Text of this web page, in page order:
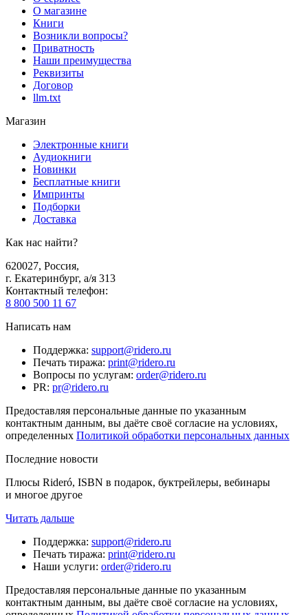
О магазине
Книги
Возникли вопросы?
Приватность
Наши преимущества
Реквизиты
Договор
llm.txt
Магазин
Электронные книги
Аудиокниги
Новинки
Бесплатные книги
Импринты
Подборки
Доставка
Как нас найти?
620027, Россия,
г. Екатеринбург, а/я 313
Контактный телефон:
8 800 500 11 67
Написать нам
Поддержка: support@ridero.ru
Печать тиража: print@ridero.ru
Вопросы по услугам: order@ridero.ru
PR: pr@ridero.ru
Предоставляя персональные данные по указанным
контактным данным, вы даёте своё согласие на условиях,
определенных Политикой обработки персональных данных
Последние новости
Плюсы Rideró, ISBN в подарок, буктрейлеры, вебинары
и многое другое
Читать дальше
Поддержка: support@ridero.ru
Печать тиража: print@ridero.ru
Наши услуги: order@ridero.ru
Предоставляя персональные данные по указанным
контактным данным, вы даёте своё согласие на условиях,